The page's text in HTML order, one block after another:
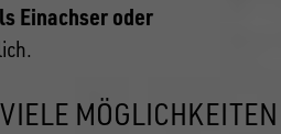
Einachser oder
MÖGLICHKEITEN